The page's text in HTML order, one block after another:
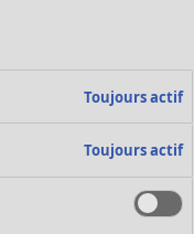
Toujours actif
Toujours actif